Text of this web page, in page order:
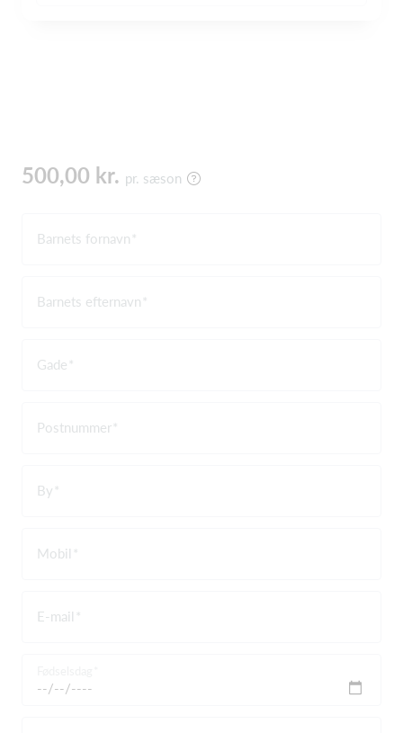
500,00 kr. pr. sæson
Barnets fornavn
Barnets efternavn
Gade
Postnummer
By
Mobil
E-mail